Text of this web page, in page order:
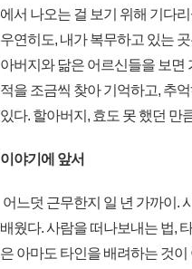
에서 나오는 걸 보기 위해 기다
우연히도, 내가 복무하고 있는
아버지와 닮은 어르신들을 보면
적을 조금씩 찾아 기억하고, 추
있다. 할아버지, 효도 못 했던 만
이야기에 앞서
어느덧 근무한지 일 년 가까이.
배웠다. 사람을 떠나보내는 법,
은 아마도 타인을 배려하는 것